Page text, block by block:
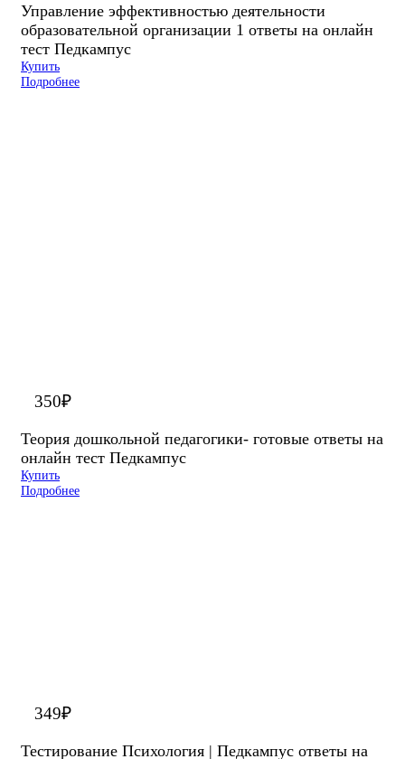
Управление эффективностью деятельности
образовательной организации 1 ответы на онлайн
тест Педкампус
Купить
Подробнее
350₽
Теория дошкольной педагогики- готовые ответы на
онлайн тест Педкампус
Купить
Подробнее
349₽
Тестирование Психология | Педкампус ответы на